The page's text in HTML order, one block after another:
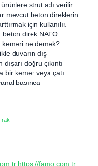
strut adı verilir.
mevcut beton direklerin
için kullanılır.
beton direk NATO
kemeri ne demek?
duvarın dış
doğru çıkıntı
bir kemer veya çatı
basınca
https://famo.com.tr